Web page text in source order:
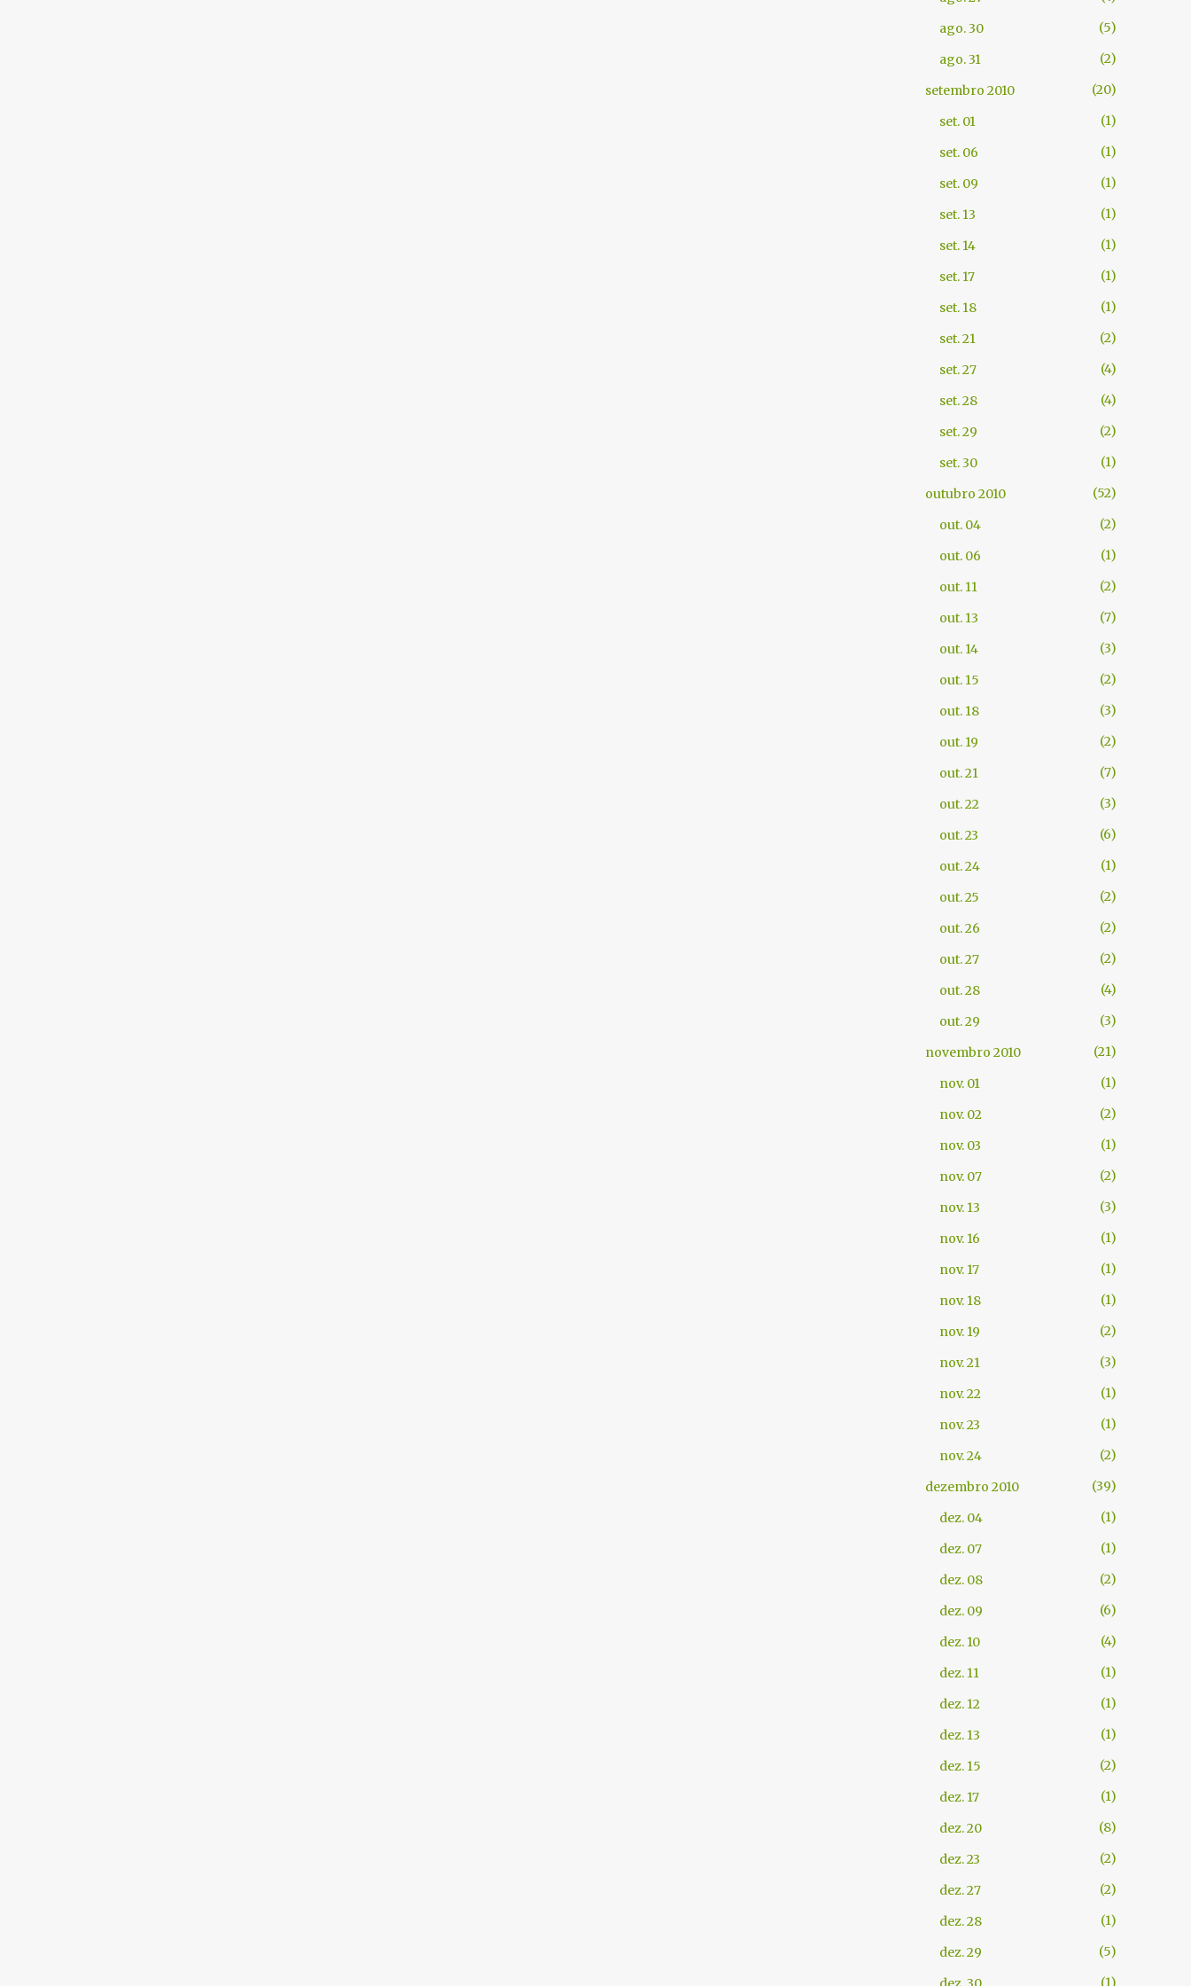
ago. 30
5
ago. 31
2
setembro 2010
20
set. 01
1
set. 06
1
set. 09
1
set. 13
1
set. 14
1
set. 17
1
set. 18
1
set. 21
2
set. 27
4
set. 28
4
set. 29
2
set. 30
1
outubro 2010
52
out. 04
2
out. 06
1
out. 11
2
out. 13
7
out. 14
3
out. 15
2
out. 18
3
out. 19
2
out. 21
7
out. 22
3
out. 23
6
out. 24
1
out. 25
2
out. 26
2
out. 27
2
out. 28
4
out. 29
3
novembro 2010
21
nov. 01
1
nov. 02
2
nov. 03
1
nov. 07
2
nov. 13
3
nov. 16
1
nov. 17
1
nov. 18
1
nov. 19
2
nov. 21
3
nov. 22
1
nov. 23
1
nov. 24
2
dezembro 2010
39
dez. 04
1
dez. 07
1
dez. 08
2
dez. 09
6
dez. 10
4
dez. 11
1
dez. 12
1
dez. 13
1
dez. 15
2
dez. 17
1
dez. 20
8
dez. 23
2
dez. 27
2
dez. 28
1
dez. 29
5
1